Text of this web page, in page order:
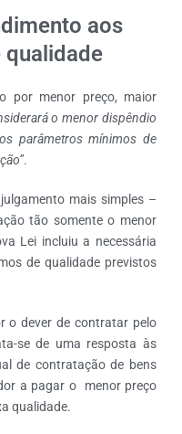
aos
qualidade
por menor preço, maior
o menor dispêndio
parâmetros mínimos de
.
mais simples –
tão somente o menor
Lei incluiu a necessária
de qualidade previstos
o dever de contratar pelo
se de uma resposta às
de contratação de bens
a pagar o menor preço
qualidade.